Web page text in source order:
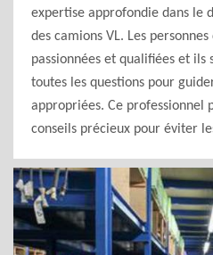
expertise approfondie dans le
des camions VL. Les
passionnées et qualifiées et ils
toutes les questions pour
appropriées. Ce professionnel
conseils précieux pour éviter